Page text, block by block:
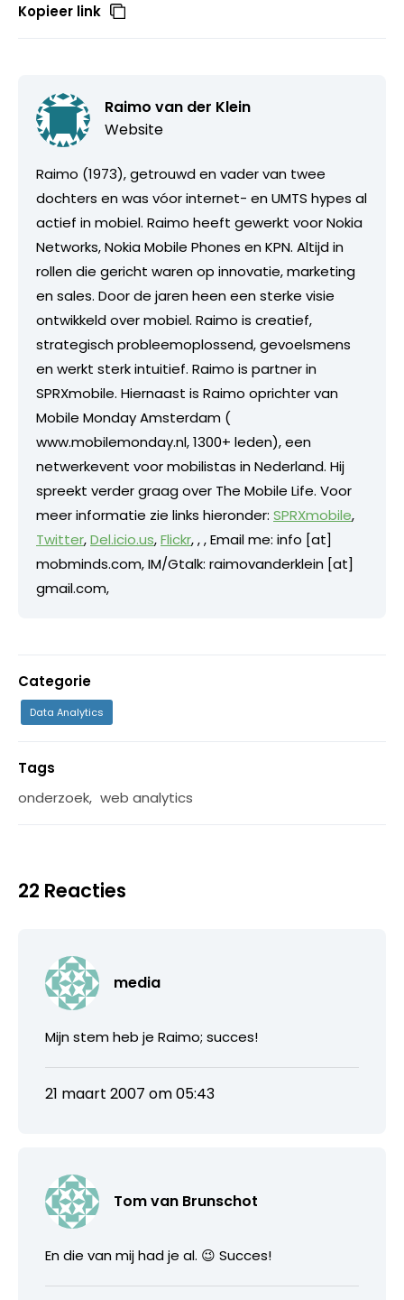
Kopieer link
Raimo van der Klein
Website
Raimo (1973), getrouwd en vader van twee
dochters en was vóor internet- en UMTS hypes al
actief in mobiel. Raimo heeft gewerkt voor Nokia
Networks, Nokia Mobile Phones en KPN. Altijd in
rollen die gericht waren op innovatie, marketing
en sales. Door de jaren heen een sterke visie
ontwikkeld over mobiel. Raimo is creatief,
strategisch probleemoplossend, gevoelsmens
en werkt sterk intuitief. Raimo is partner in
SPRXmobile. Hiernaast is Raimo oprichter van
Mobile Monday Amsterdam (
www.mobilemonday.nl, 1300+ leden), een
netwerkevent voor mobilistas in Nederland. Hij
spreekt verder graag over The Mobile Life. Voor
meer informatie zie links hieronder: SPRXmobile,
Twitter,Del.icio.us,Flickr,,, Email me: info [at]
mobminds.com, IM/Gtalk: raimovanderklein [at]
gmail.com,
Categorie
Data Analytics
Tags
onderzoek, web analytics
22 Reacties
media
Mijn stem heb je Raimo; succes!
21 maart 2007 om 05:43
Tom van Brunschot
En die van mij had je al. 😉 Succes!